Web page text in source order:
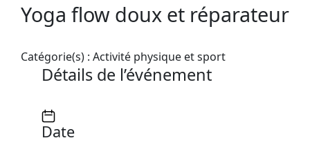
Yoga flow doux et réparateur
Catégorie(s) : Activité physique et sport
Détails de l’événement
Date